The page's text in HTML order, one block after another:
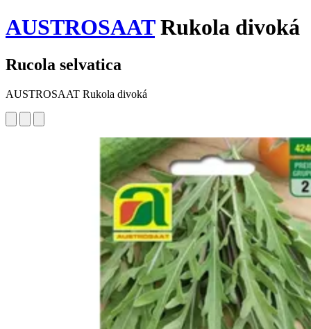
AUSTROSAATRukola divoká
Rucola selvatica
AUSTROSAAT Rukola divoká